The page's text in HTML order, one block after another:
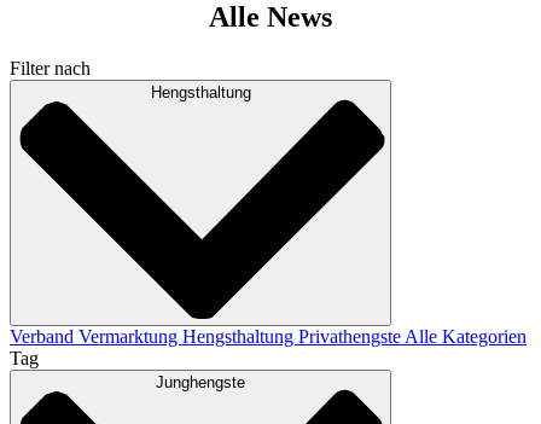
Alle News
Filter nach
Hengsthaltung
Verband Vermarktung Hengsthaltung PrivathengsteAlle Kategorien
Tag
Junghengste